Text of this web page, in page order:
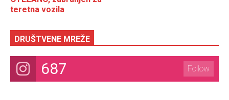
teretna vozila
DRUŠTVENE MREŽE
687 Follow